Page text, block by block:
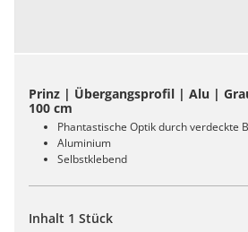
Prinz | Übergangsprofil | Alu |
100 cm
Phantastische Optik durch verdeckte
Aluminium
Selbstklebend
Inhalt 1 Stück